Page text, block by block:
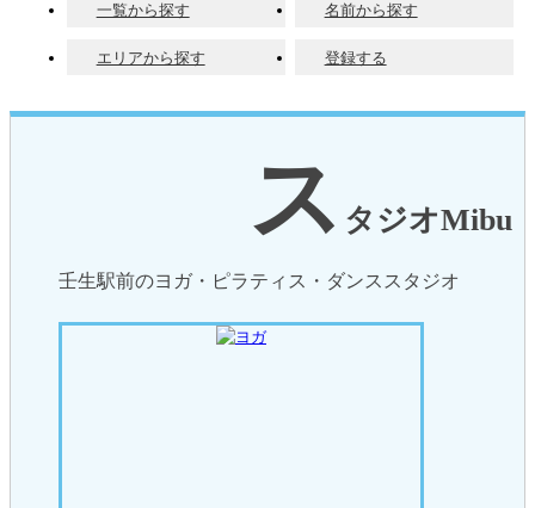
一覧から探す 名前から探す
エリアから探す 登録する
ス タジオMibu
壬生駅前のヨガ・ピラティス・ダンススタジオ